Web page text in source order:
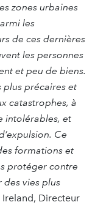
zones urbaines
les
de ces dernières
les personnes
et peu de biens.
plus précaires et
catastrophes, à
intolérables, et
Ce
formations et
protéger contre
vies plus
Directeur